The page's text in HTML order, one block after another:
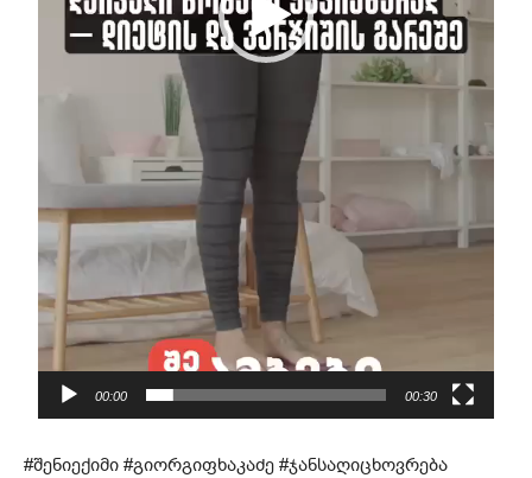
ი
00:00 00:30
#შენიექიმი #გიორგიფხაკაძე #ჯანსაღიცხოვრება